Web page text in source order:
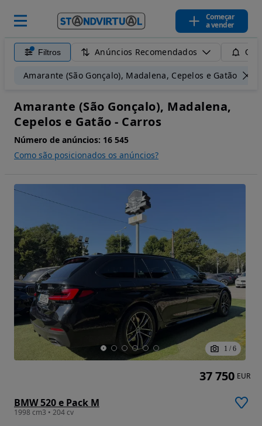
Começar
a vender
Filtros Anúncios Recomendados
Amarante (São Gonçalo), Madalena, Cepelos e Gatão
Amarante (São Gonçalo), Madalena,
Cepelos e Gatão - Carros
Número de anúncios: 16 545
Como são posicionados os anúncios?
1 / 6
BMW 520 e Pack M
1998 cm3 • 204 cv
37 750 EUR